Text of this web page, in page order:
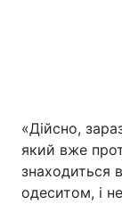
«Дійсно,
який вже
знаходиться
одеситом, і